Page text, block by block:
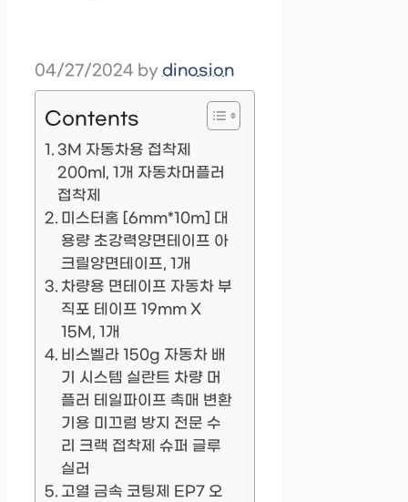
04/27/2024 by dinosion
Contents
3M 자동차용 접착제
200ml, 1개 자동차머플러
접착제
미스터홈 [6mm*10m] 대
용량 초강력양면테이프 아
크릴양면테이프, 1개
차량용 면테이프 자동차 부
직포 테이프 19mm X
15M, 1개
비스벨라 150g 자동차 배
기 시스템 실란트 차량 머
플러 테일파이프 촉매 변환
기용 미끄럼 방지 전문 수
리 크랙 접착제 슈퍼 글루
실러
고열 금속 코팅제 EP7 오